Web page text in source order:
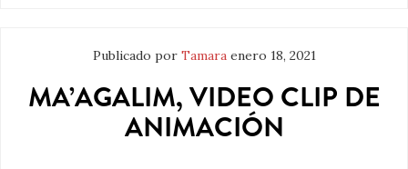
Publicado por Tamara enero 18, 2021
MA’AGALIM, VIDEO CLIP DE
ANIMACIÓN